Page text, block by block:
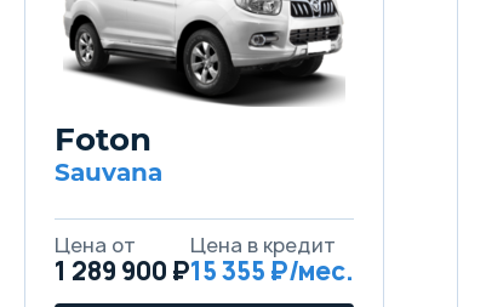
Foton
Sauvana
1 289 900 ₽15 355